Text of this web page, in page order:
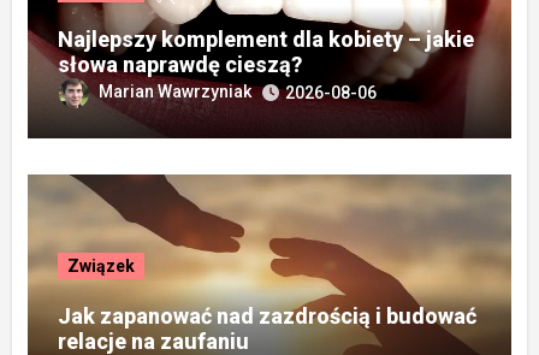
Najlepszy komplement dla kobiety – jakie
słowa naprawdę cieszą?
Marian Wawrzyniak 2026-08-06
Związek
Jak zapanować nad zazdrością i budować
relacje na zaufaniu